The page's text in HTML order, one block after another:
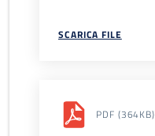
SCARICA FILE
PDF (364KB)